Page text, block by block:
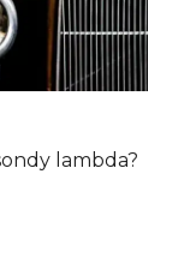
lambda?